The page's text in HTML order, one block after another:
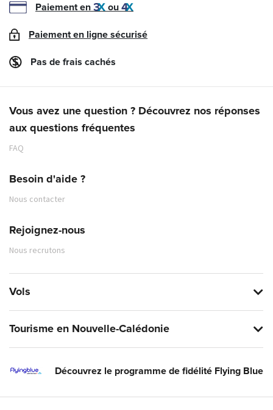
Paiement en ou
Paiement en ligne sécurisé
Pas de frais cachés
Vous avez une question ? Découvrez nos réponses
aux questions fréquentes
FAQ
Besoin d'aide ?
Nous contacter
Rejoignez-nous
Nous recrutons
Vols
Tourisme en Nouvelle-Calédonie
Découvrez le programme de fidélité Flying Blue